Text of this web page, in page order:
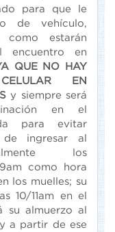
para que le
de vehículo,
como estarán
encuentro en
QUE NO HAY
EN
y siempre será
en el
para evitar
de ingresar al
los
como hora
los muelles; su
10/11am en el
su almuerzo al
a partir de ese